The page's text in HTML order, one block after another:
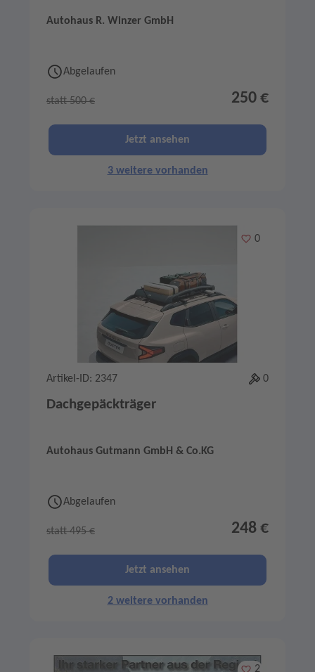
Autohaus R. Winzer GmbH
Abgelaufen
statt 500 € 250 €
Jetzt ansehen
3 weitere vorhanden
Merken
0
Artikel-ID: 2347 0
Dachgepäckträger
Autohaus Gutmann GmbH & Co.KG
Abgelaufen
statt 495 € 248 €
Jetzt ansehen
2 weitere vorhanden
Merken
2